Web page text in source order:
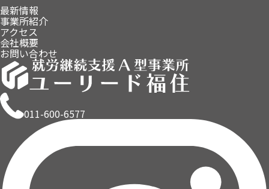
最新情報
事業所紹介
アクセス
会社概要
お問い合わせ
011-600-6577